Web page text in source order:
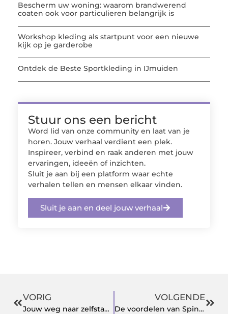
Bescherm uw woning: waarom brandwerend
coaten ook voor particulieren belangrijk is
Workshop kleding als startpunt voor een nieuwe
kijk op je garderobe
Ontdek de Beste Sportkleding in IJmuiden
Stuur ons een bericht
Word lid van onze community en laat van je
horen. Jouw verhaal verdient een plek.
Inspireer, verbind en raak anderen met jouw
ervaringen, ideeën of inzichten.
Sluit je aan bij een platform waar echte
verhalen tellen en mensen elkaar vinden.
Sluit je aan en deel jouw verhaal
VORIG
Jouw weg naar zelfstandigheid en welzijn
VOLGENDE
De voordelen van Spinvliesfolie bij professionele toepassingen in Folie techniek